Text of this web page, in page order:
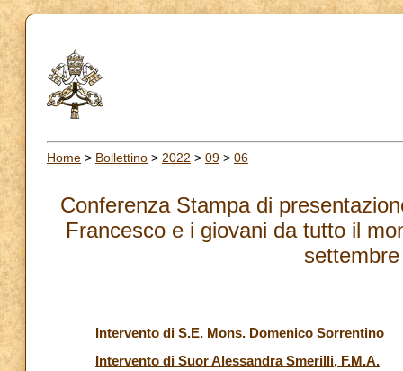
Home > Bollettino > 2022 > 09 > 06
Conferenza Stampa di
Francesco e i giovani da tutto il
Intervento di S.E. Mons. Domenico Sorrentino
Intervento di Suor Alessandra Smerilli, F.M.A.